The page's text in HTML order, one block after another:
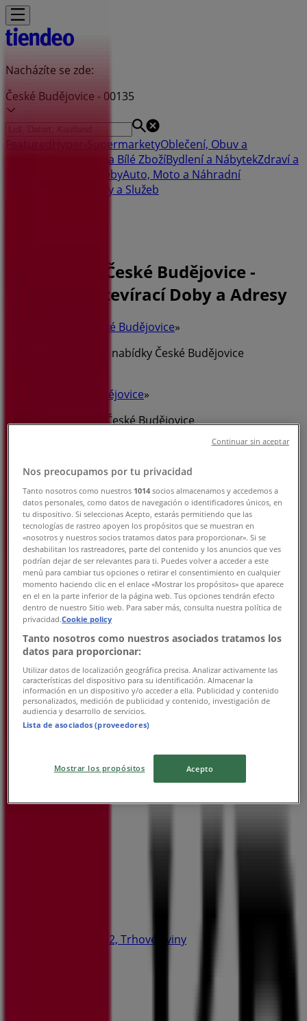
Nacházíte se zde:
České Budějovice - 00135
Hyper-SupermarketyOblečení, Obuv a
Elektronika a Bílé ZbožíBydlení a NábytekZdraví a
HobbyAuto, Moto a Náhradní
Banky a Služeb
KB Pobočky České Budějovice -
Kontakty, Otevírací Doby a Adresy
Tiendeo v České Budějovice»
Banky a Služeb nabídky České Budějovice
KB i České Budějovice»
KB obchody v České Budějovice
KB
Krajinská 15, České Budějovice
475 m
Zavřeno
KB
Nádražní 31, České Budějovice
568 m
Zavřeno
Žižkovo nám. 92, Trhové Sviny
Nos preocupamos por tu privacidad
Tanto nosotros como nuestros 1014 socios almacenamos y accedemos a
datos personales, como datos de navegación o identificadores únicos, en
tu dispositivo. Si seleccionas Acepto, estarás permitiendo que las
tecnologías de rastreo apoyen los propósitos que se muestran en
«nosotros y nuestros socios tratamos datos para proporcionar». Si se
deshabilitan los rastreadores, parte del contenido y los anuncios que ves
podrían dejar de ser relevantes para ti. Puedes volver a acceder a este
menú para cambiar tus opciones o retirar el consentimiento en cualquier
momento haciendo clic en el enlace «Mostrar los propósitos» que aparece
en el en la parte inferior de la página web. Tus opciones tendrán efecto
dentro de nuestro Sitio web. Para saber más, consulta nuestra política de
privacidad.Cookie policy
Tanto nosotros como nuestros asociados tratamos los
datos para proporcionar:
Utilizar datos de localización geográfica precisa. Analizar activamente las
características del dispositivo para su identificación. Almacenar la
información en un dispositivo y/o acceder a ella. Publicidad y contenido
personalizados, medición de publicidad y contenido, investigación de
audiencia y desarrollo de servicios.
Lista de asociados (proveedores)
Mostrar los propósitos Acepto
Continuar sin aceptar